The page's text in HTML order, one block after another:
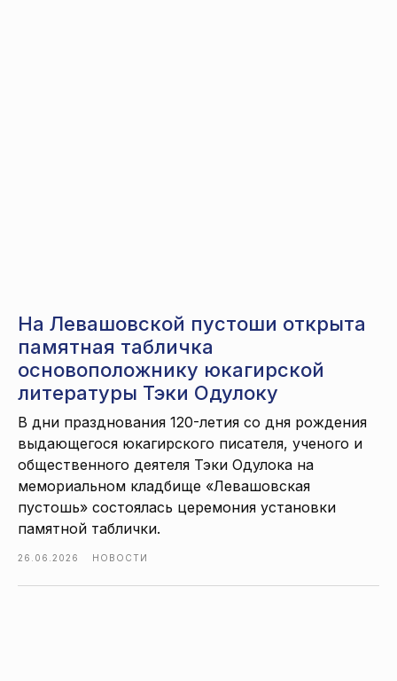
На Левашовской пустоши открыта
памятная табличка
основоположнику юкагирской
литературы Тэки Одулоку
В дни празднования 120-летия со дня рождения
выдающегося юкагирского писателя, ученого и
общественного деятеля Тэки Одулока на
мемориальном кладбище «Левашовская
пустошь» состоялась церемония установки
памятной таблички.
26.06.2026 НОВОСТИ